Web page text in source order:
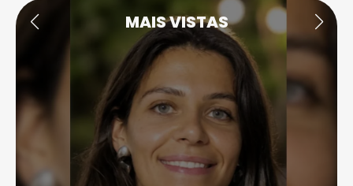
MAIS VISTAS